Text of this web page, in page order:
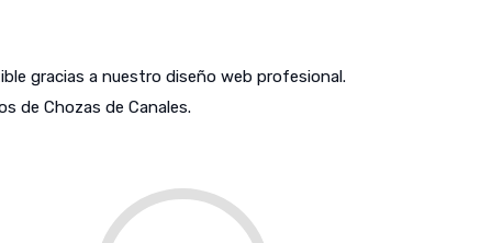
gracias a nuestro diseño web profesional.
de Chozas de Canales.